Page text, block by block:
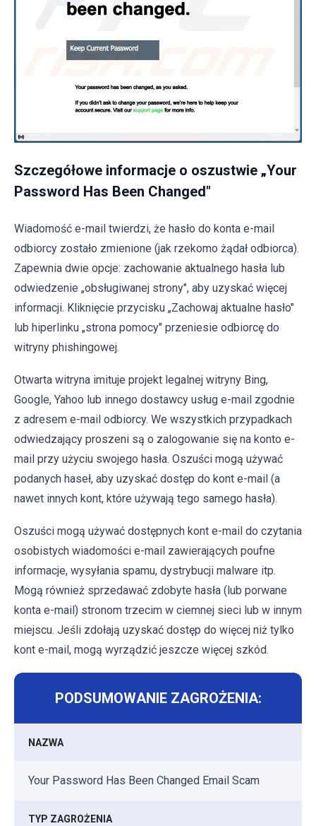
Szczegółowe informacje o oszustwie „Your
Password Has Been Changed"
Wiadomość e-mail twierdzi, że hasło do konta e-mail
odbiorcy zostało zmienione (jak rzekomo żądał odbiorca).
Zapewnia dwie opcje: zachowanie aktualnego hasła lub
odwiedzenie „obsługiwanej strony", aby uzyskać więcej
informacji. Kliknięcie przycisku „Zachowaj aktualne hasło"
lub hiperlinku „strona pomocy" przeniesie odbiorcę do
witryny phishingowej.
Otwarta witryna imituje projekt legalnej witryny Bing,
Google, Yahoo lub innego dostawcy usług e-mail zgodnie
z adresem e-mail odbiorcy. We wszystkich przypadkach
odwiedzający proszeni są o zalogowanie się na konto e-
mail przy użyciu swojego hasła. Oszuści mogą używać
podanych haseł, aby uzyskać dostęp do kont e-mail (a
nawet innych kont, które używają tego samego hasła).
Oszuści mogą używać dostępnych kont e-mail do czytania
osobistych wiadomości e-mail zawierających poufne
informacje, wysyłania spamu, dystrybucji malware itp.
Mogą również sprzedawać zdobyte hasła (lub porwane
konta e-mail) stronom trzecim w ciemnej sieci lub w innym
miejscu. Jeśli zdołają uzyskać dostęp do więcej niż tylko
kont e-mail, mogą wyrządzić jeszcze więcej szkód.
PODSUMOWANIE ZAGROŻENIA:
NAZWA
Your Password Has Been Changed Email Scam
TYP ZAGROŻENIA